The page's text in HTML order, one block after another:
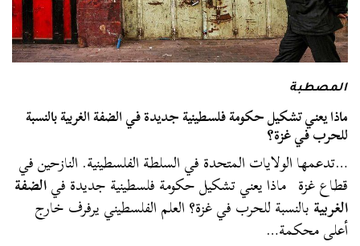
المصطبة
ماذا يعني تشكيل حكومة فلسطينية جديدة في الضفة الغربية بالنسبة
للحرب في غزة؟
…تدعمها الولايات المتحدة في السلطة الفلسطينية. النازحين في
قطاع غزة ماذا يعني تشكيل حكومة فلسطينية جديدة فيالضفة
الغربيةبالنسبة للحرب في غزة؟ العلم الفلسطيني يرفرف خارج
أعلى محكمة…